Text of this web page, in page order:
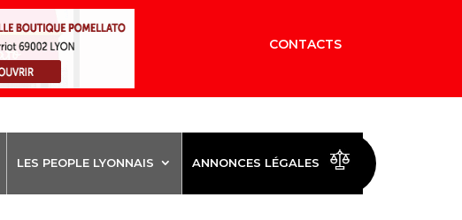
CONTACTS
LES PEOPLE LYONNAIS ANNONCES LÉGALES